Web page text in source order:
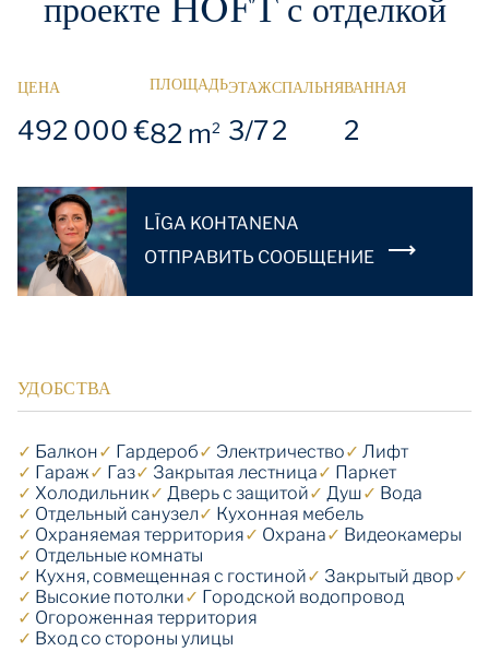
проекте HOFT с отделкой
ЦЕНА
492 000 €
ПЛОЩАДЬ
82 m2
ЭТАЖ
3/7
СПАЛЬНЯ
2
ВАННАЯ
2
LĪGA KOHTANENA
OТПРАВИТЬ СООБЩЕНИЕ
УДОБСТВА
✓ Балкон✓ Гардероб✓ Электричество✓ Лифт
✓ Гараж✓ Газ✓ Закрытая лестница✓ Паркет
✓ Холодильник✓ Дверь с защитой✓ Душ✓ Вода
✓ Отдельный санузел✓ Кухонная мебель
✓ Охраняемая территория✓ Охрана✓ Видеокамеры
✓ Отдельные комнаты
✓ Кухня, совмещенная с гостиной✓ Закрытый двор✓
✓ Высокие потолки✓ Городской водопровод
✓ Огороженная территория
✓ Вход со стороны улицы